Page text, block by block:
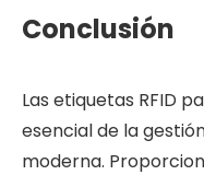
Conclusión
Las etiquetas RFID
esencial de la
moderna.